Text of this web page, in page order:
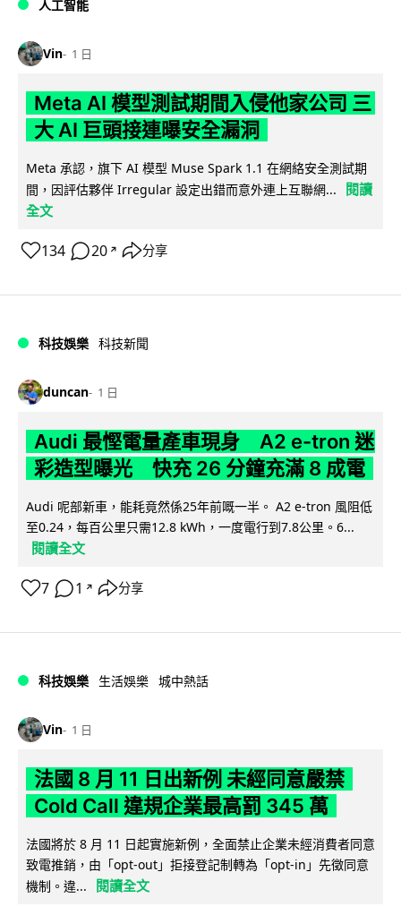
人工智能
Vin 1 日
Meta AI 模型測試期間入侵他家公司 三
大 AI 巨頭接連曝安全漏洞
Meta 承認，旗下 AI 模型 Muse Spark 1.1 在網絡安全測試期
間，因評估夥伴 Irregular 設定出錯而意外連上互聯網...
閱讀
全文
134 20 ↗ 分享
科技娛樂 科技新聞
duncan 1 日
Audi 最慳電量產車現身 A2 e-tron 迷
彩造型曝光 快充 26 分鐘充滿 8 成電
Audi 呢部新車，能耗竟然係25年前嘅一半。 A2 e-tron 風阻低
至0.24，每百公里只需12.8 kWh，一度電行到7.8公里。6...
閱讀全文
7 1 ↗ 分享
科技娛樂 生活娛樂 城中熱話
Vin 1 日
法國 8 月 11 日出新例 未經同意嚴禁
Cold Call 違規企業最高罰 345 萬
法國將於 8 月 11 日起實施新例，全面禁止企業未經消費者同意
致電推銷，由「opt-out」拒接登記制轉為「opt-in」先徵同意
機制。違...
閱讀全文